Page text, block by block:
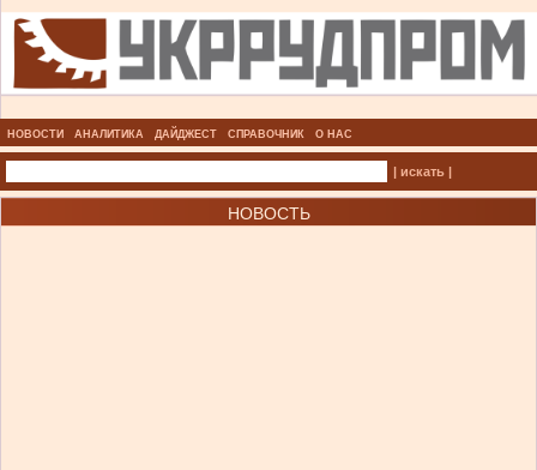
НОВОСТИ АНАЛИТИКА ДАЙДЖЕСТ СПРАВОЧНИК О НАС
| искать |
НОВОСТЬ